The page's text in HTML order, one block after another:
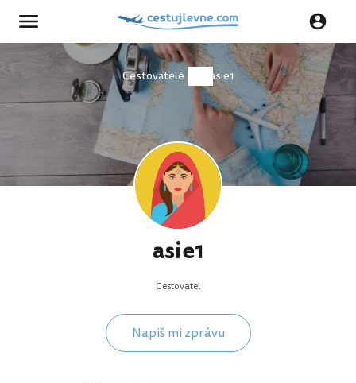
Cestovatelé asie1
asie1
Cestovatel
Napiš mi zprávu